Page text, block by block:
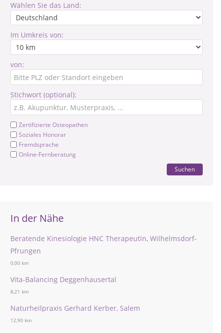
Wählen Sie das Land:
Im Umkreis von:
von:
Stichwort (optional):
Zertifizierte Osteopathen
Soziales Honorar
Fremdsprache
Online-Fernberatung
Suchen
In der Nähe
Beratende Kinesiologie HNC Therapeutin, Wilhelmsdorf-
Pfrungen
0,00 km
Vita-Balancing Deggenhausertal
8,21 km
Naturheilpraxis Gerhard Kerber, Salem
12,90 km